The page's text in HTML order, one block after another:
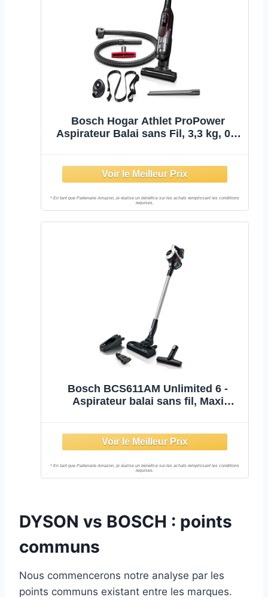
Bosch Hogar Athlet ProPower
Aspirateur Balai sans Fil, 3,3 kg, 0,9
Bosch BCS611AM Unlimited 6 -
Aspirateur balai sans fil, Maxi
DYSON vs BOSCH : points
communs
Nous commencerons notre analyse par les
points communs existant entre les marques.